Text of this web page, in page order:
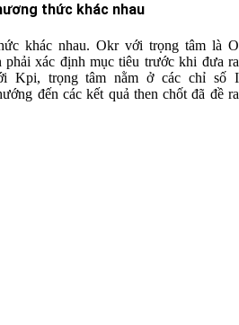
thức khác nhau
khác nhau. Okr với trọng tâm là O
phải xác định mục tiêu trước khi đưa ra
Kpi, trọng tâm nằm ở các chỉ số I
đến các kết quả then chốt đã đề ra